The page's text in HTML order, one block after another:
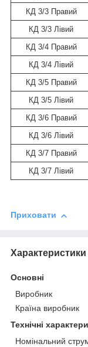
КД 3/3 Правий
КД 3/3 Лівий
КД 3/4 Правий
КД 3/4 Лівий
КД 3/5 Правий
КД 3/5 Лівий
КД 3/6 Правий
КД 3/6 Лівий
КД 3/7 Правий
КД 3/7 Лівий
Приховати
Характеристики
Основні
Виробник
Країна виробник
Технічні
Номінальний